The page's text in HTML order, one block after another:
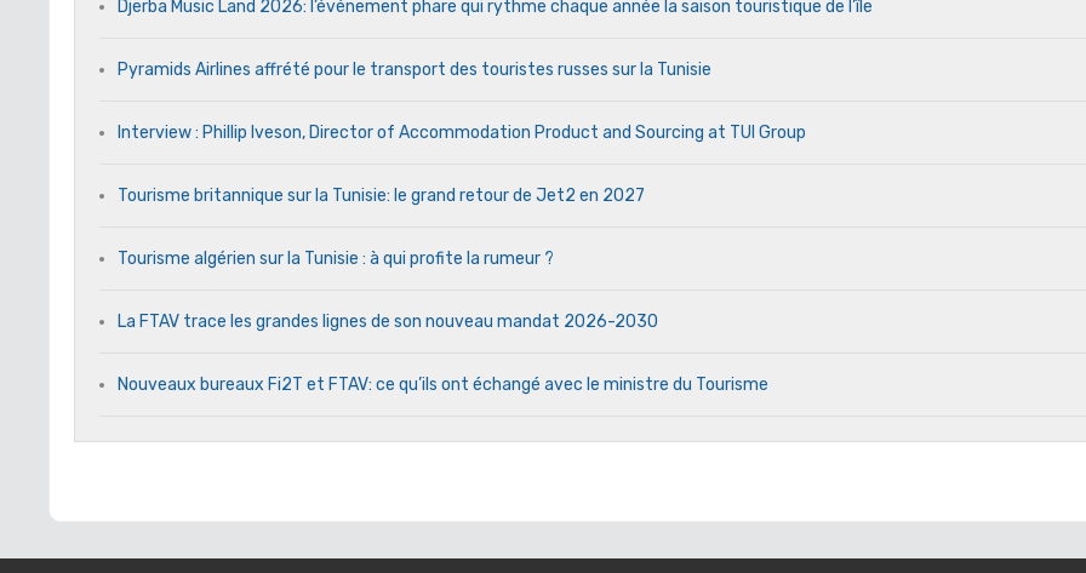
Djerba Music Land 2026: l’événement phare qui rythme chaque année la saison touristique de l’île
Pyramids Airlines affrété pour le transport des touristes russes sur la Tunisie
Interview : Phillip Iveson, Director of Accommodation Product and Sourcing at TUI Group
Tourisme britannique sur la Tunisie: le grand retour de Jet2 en 2027
Tourisme algérien sur la Tunisie : à qui profite la rumeur ?
La FTAV trace les grandes lignes de son nouveau mandat 2026-2030
Nouveaux bureaux Fi2T et FTAV: ce qu’ils ont échangé avec le ministre du Tourisme